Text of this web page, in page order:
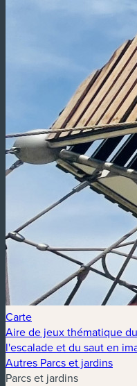
Carte
Aire de jeux thématique
l'escalade et du saut en
Autres Parcs et jardins
Parcs et jardins